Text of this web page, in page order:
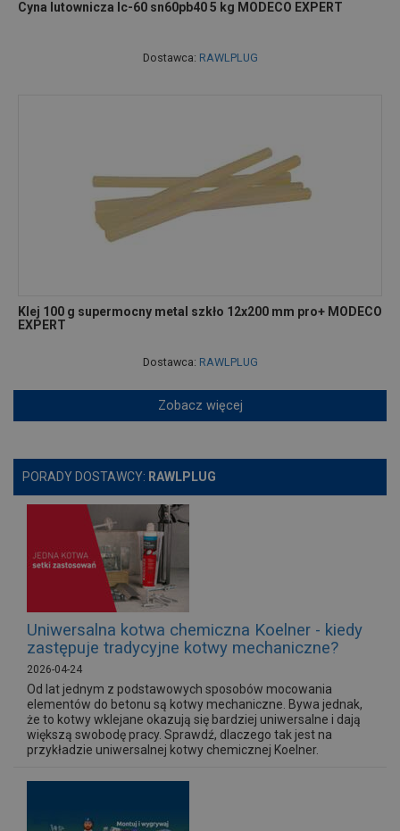
Cyna lutownicza lc-60 sn60pb40 5 kg MODECO EXPERT
Dostawca: RAWLPLUG
Klej 100 g supermocny metal szkło 12x200 mm pro+ MODECO
EXPERT
Dostawca: RAWLPLUG
Zobacz więcej
PORADY DOSTAWCY: RAWLPLUG
Uniwersalna kotwa chemiczna Koelner - kiedy
zastępuje tradycyjne kotwy mechaniczne?
2026-04-24
Od lat jednym z podstawowych sposobów mocowania
elementów do betonu są kotwy mechaniczne. Bywa jednak,
że to kotwy wklejane okazują się bardziej uniwersalne i dają
większą swobodę pracy. Sprawdź, dlaczego tak jest na
przykładzie uniwersalnej kotwy chemicznej Koelner.